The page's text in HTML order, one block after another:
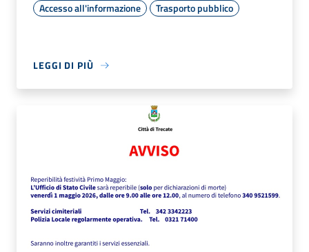
Accesso all'informazione Trasporto pubblico
LEGGI DI PIÙ